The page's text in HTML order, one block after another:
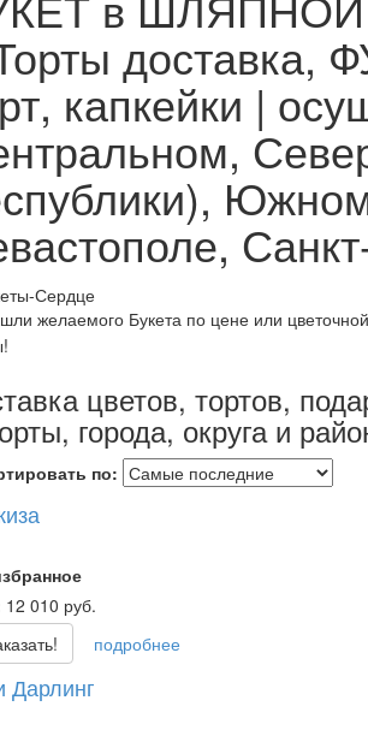
капкейки |
желаемого Букета по цене или
цветов, тортов,
города, округа и
по:
12 010 руб.
подробнее
Дарлинг